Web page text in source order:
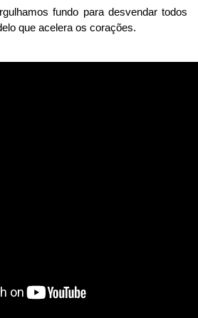
fundo para desvendar todos
que acelera os corações.